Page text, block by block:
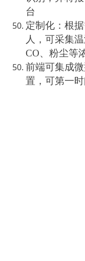
台
定制化：根
人，可采集
CO、粉尘等
前端可集成
置，可第一